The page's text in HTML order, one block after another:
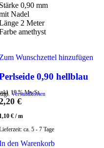
0,90 mm
Nadel
2 Meter
amethyst
Wunschzettel hinzufügen
0,90 hellblau
19 % MwSt.
Versandkosten
€
€ /m
ca. 5 - 7 Tage
den Warenkorb